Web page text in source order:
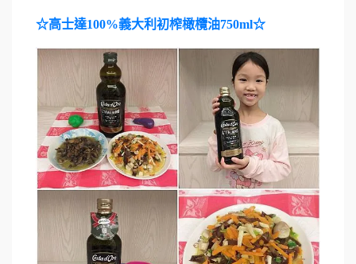
☆高士達100%義大利初榨橄欖油750ml☆